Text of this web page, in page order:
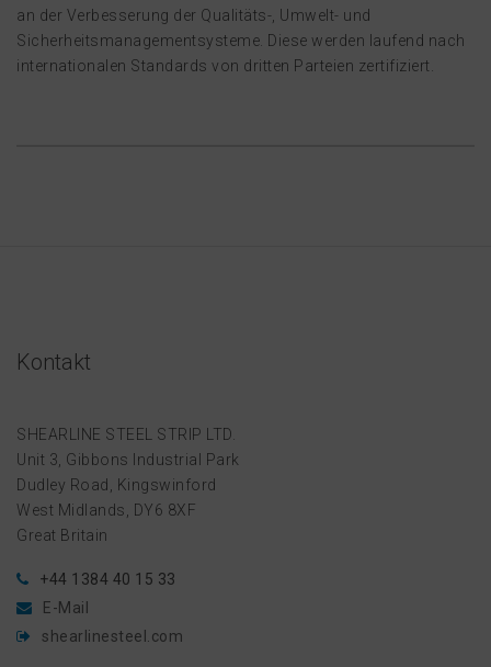
an der Verbesserung der Qualitäts-, Umwelt- und
Sicherheitsmanagementsysteme. Diese werden laufend nach
internationalen Standards von dritten Parteien zertifiziert.
Kontakt
SHEARLINE STEEL STRIP LTD.
Unit 3, Gibbons Industrial Park
Dudley Road, Kingswinford
West Midlands, DY6 8XF
Great Britain
+44 1384 40 15 33
E-Mail
shearlinesteel.com